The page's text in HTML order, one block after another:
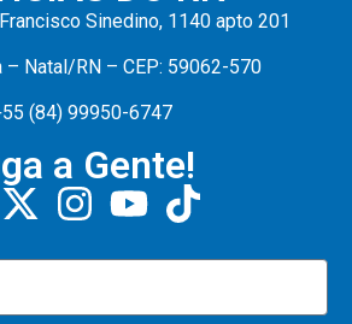
Sinedino, 1140 apto 201
– Natal/RN – CEP: 59062-570
(84) 99950-6747
a Gente!